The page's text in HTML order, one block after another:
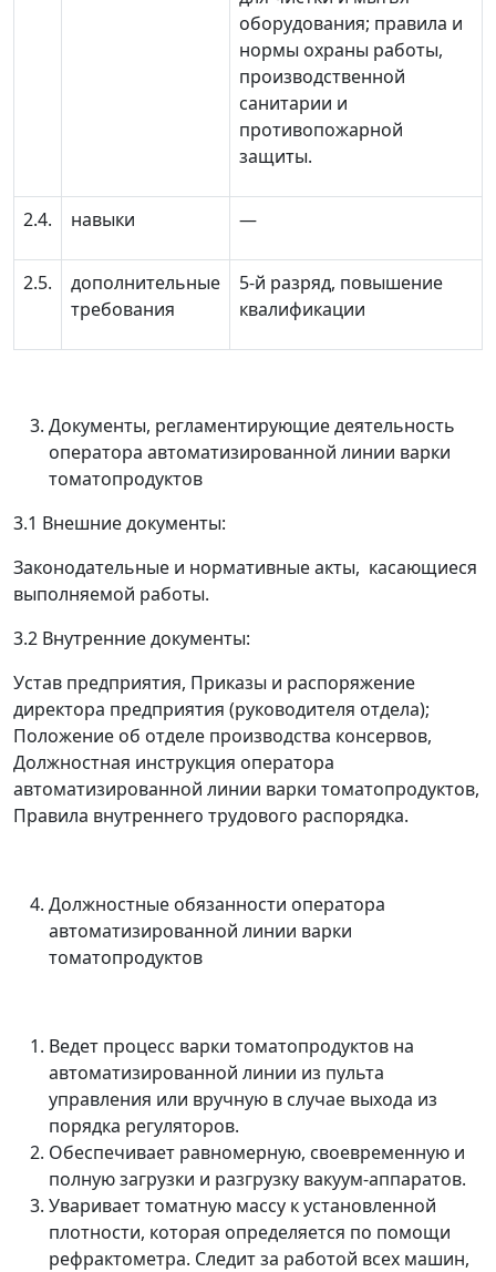
оборудования; правила и
нормы охраны работы,
производственной
санитарии и
противопожарной
защиты.
2.4. навыки —
2.5.
дополнительные
требования
5-й разряд, повышение
квалификации
Документы, регламентирующие деятельность
оператора автоматизированной линии варки
томатопродуктов
3.1 Внешние документы:
Законодательные и нормативные акты, касающиеся
выполняемой работы.
3.2 Внутренние документы:
Устав предприятия, Приказы и распоряжение
директора предприятия (руководителя отдела);
Положение об отделе производства консервов,
Должностная инструкция оператора
автоматизированной линии варки томатопродуктов,
Правила внутреннего трудового распорядка.
Должностные обязанности оператора
автоматизированной линии варки
томатопродуктов
Ведет процесс варки томатопродуктов на
автоматизированной линии из пульта
управления или вручную в случае выхода из
порядка регуляторов.
Обеспечивает равномерную, своевременную и
полную загрузки и разгрузку вакуум-аппаратов.
Уваривает томатную массу к установленной
плотности, которая определяется по помощи
рефрактометра. Следит за работой всех машин,